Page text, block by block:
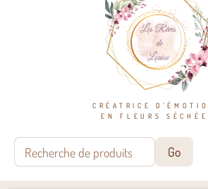
CRÉATRICE
EN FLEURS